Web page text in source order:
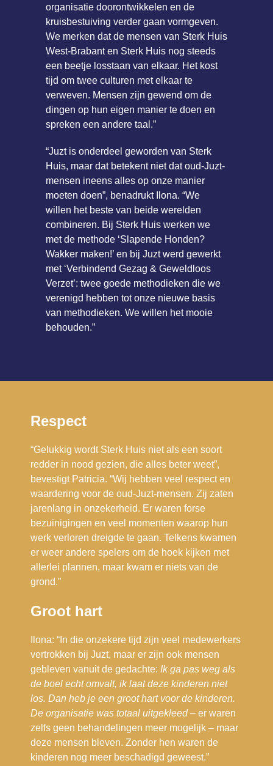
organisatie doorontwikkelen en de
kruisbestuiving verder gaan vormgeven.
We merken dat de mensen van Sterk Huis
West-Brabant en Sterk Huis nog steeds
een beetje losstaan van elkaar. Het kost
tijd om twee culturen met elkaar te
verweven. Mensen zijn gewend om de
dingen op hun eigen manier te doen en
spreken een andere taal.”
“Juzt is onderdeel geworden van Sterk
Huis, maar dat betekent niet dat oud-Juzt-
mensen ineens alles op onze manier
moeten doen”, benadrukt Ilona. “We
willen het beste van beide werelden
combineren. Bij Sterk Huis werken we
met de methode ‘Slapende Honden?
Wakker maken!’ en bij Juzt werd gewerkt
met ‘Verbindend Gezag & Geweldloos
Verzet’: twee goede methodieken die we
verenigd hebben tot onze nieuwe basis
van methodieken. We willen het mooie
behouden.”
Respect
“Gelukkig wordt Sterk Huis niet als een soort
redder in nood gezien, die alles beter weet”,
bevestigt Patricia. “Wij hebben veel respect en
waardering voor de oud-Juzt-mensen. Zij zaten
jarenlang in onzekerheid. Er waren forse
bezuinigingen en veel momenten waarop hun
werk verloren dreigde te gaan. Telkens kwamen
er weer andere spelers om de hoek kijken met
allerlei plannen, maar kwam er niets van de
grond.”
Groot hart
Ilona: “In die onzekere tijd zijn veel medewerkers
vertrokken bij Juzt, maar er zijn ook mensen
gebleven vanuit de gedachte: Ik ga pas weg als
de boel echt omvalt, ik laat deze kinderen niet
los. Dan heb je een groot hart voor de kinderen.
De organisatie was totaal uitgekleed– er waren
zelfs geen behandelingen meer mogelijk – maar
deze mensen bleven. Zonder hen waren de
kinderen nog meer beschadigd geweest.”